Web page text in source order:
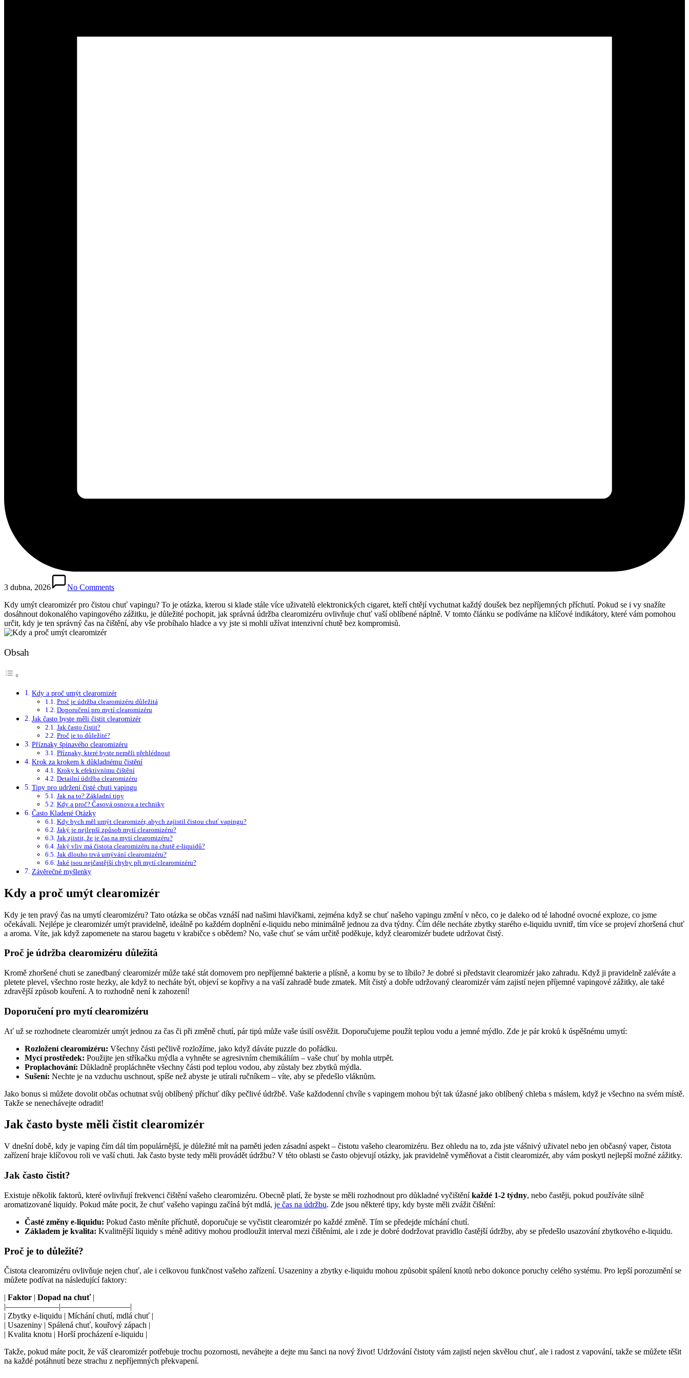
3 dubna, 2026
No Comments
Kdy umýt clearomizér pro čistou chuť vapingu? To je otázka, kterou si klade stále více uživatelů elektronických cigaret, kteří chtějí vychutnat každý doušek bez nepříjemných příchutí. Pokud se i vy snažíte
dosáhnout dokonalého vapingového zážitku, je důležité pochopit, jak správná údržba clearomizéru ovlivňuje chuť vaší oblíbené náplně. V tomto článku se podíváme na klíčové indikátory, které vám pomohou
určit, kdy je ten správný čas na čištění, aby vše probíhalo hladce a vy jste si mohli užívat intenzivní chutě bez kompromisů.
Obsah
Kdy a proč umýt clearomizér
Proč je údržba clearomizéru důležitá
Doporučení pro mytí clearomizéru
Jak často byste měli čistit clearomizér
Jak často čistit?
Proč je to důležité?
Příznaky špinavého clearomizéru
Příznaky, které byste neměli přehlédnout
Krok za krokem k důkladnému čistění
Kroky k efektivnímu čištění
Detailní údržba clearomizéru
Tipy pro udržení čisté chuti vapingu
Jak na to? Základní tipy
Kdy a proč? Časová osnova a techniky
Často Kladené Otázky
Kdy bych měl umýt clearomizér, abych zajistil čistou chuť vapingu?
Jaký je nejlepší způsob mytí clearomizéru?
Jak zjistit, že je čas na mytí clearomizéru?
Jaký vliv má čistota clearomizéru na chutě e-liquidů?
Jak dlouho trvá umývání clearomizéru?
Jaké jsou nejčastější chyby při mytí clearomizéru?
Závěrečné myšlenky
Kdy a proč umýt clearomizér
Kdy je ten pravý čas na umytí clearomizéru? Tato otázka se občas vznáší nad našimi hlavičkami, zejména když se chuť našeho vapingu změní v něco, co je daleko od té lahodné ovocné exploze, co jsme
očekávali. Nejlépe je clearomizér umýt pravidelně, ideálně po každém doplnění e-liquidu nebo minimálně jednou za dva týdny. Čím déle necháte zbytky starého e-liquidu uvnitř, tím více se projeví zhoršená chuť
a aroma. Víte, jak když zapomenete na starou bagetu v krabičce s obědem? No, vaše chuť se vám určitě poděkuje, když clearomizér budete udržovat čistý.
Proč je údržba clearomizéru důležitá
Kromě zhoršené chuti se zanedbaný clearomizér může také stát domovem pro nepříjemné bakterie a plísně, a komu by se to líbilo? Je dobré si představit clearomizér jako zahradu. Když ji pravidelně zaléváte a
pletete plevel, všechno roste hezky, ale když to necháte být, objeví se kopřivy a na vaší zahradě bude zmatek. Mít čistý a dobře udržovaný clearomizér vám zajistí nejen příjemné vapingové zážitky, ale také
zdravější způsob kouření. A to rozhodně není k zahození!
Doporučení pro mytí clearomizéru
Ať už se rozhodnete clearomizér umýt jednou za čas či při změně chutí, pár tipů může vaše úsilí osvěžit. Doporučujeme použít teplou vodu a jemné mýdlo. Zde je pár kroků k úspěšnému umytí:
Rozložení clearomizéru: Všechny části pečlivě rozložíme, jako když dáváte puzzle do pořádku.
Mycí prostředek: Použijte jen stříkačku mýdla a vyhněte se agresivním chemikáliím – vaše chuť by mohla utrpět.
Proplachování: Důkladně propláchněte všechny části pod teplou vodou, aby zůstaly bez zbytků mýdla.
Sušení: Nechte je na vzduchu uschnout, spíše než abyste je utírali ručníkem – víte, aby se předešlo vláknům.
Jako bonus si můžete dovolit občas ochutnat svůj oblíbený příchuť díky pečlivé údržbě. Vaše každodenní chvíle s vapingem mohou být tak úžasné jako oblíbený chleba s máslem, když je všechno na svém místě.
Takže se nenechávejte odradit!
Jak často byste měli čistit clearomizér
V dnešní době, kdy je vaping čím dál tím populárnější, je důležité mít na paměti jeden zásadní aspekt – čistotu vašeho clearomizéru. Bez ohledu na to, zda jste vášnivý uživatel nebo jen občasný vaper, čistota
zařízení hraje klíčovou roli ve vaší chuti. Jak často byste tedy měli provádět údržbu? V této oblasti se často objevují otázky, jak pravidelně vyměňovat a čistit clearomizér, aby vám poskytl nejlepší možné zážitky.
Jak často čistit?
Existuje několik faktorů, které ovlivňují frekvenci čištění vašeho clearomizéru. Obecně platí, že byste se měli rozhodnout pro důkladné vyčištěníkaždé 1-2 týdny, nebo častěji, pokud používáte silně
aromatizované liquidy. Pokud máte pocit, že chuť vašeho vapingu začíná být mdlá, je čas na údržbu. Zde jsou některé tipy, kdy byste měli zvážit čištění:
Časté změny e-liquidu: Pokud často měníte příchutě, doporučuje se vyčistit clearomizér po každé změně. Tím se předejde míchání chutí.
Základem je kvalita: Kvalitnější liquidy s méně aditivy mohou prodloužit interval mezi čištěními, ale i zde je dobré dodržovat pravidlo častější údržby, aby se předešlo usazování zbytkového e-liquidu.
Proč je to důležité?
Čistota clearomizéru ovlivňuje nejen chuť, ale i celkovou funkčnost vašeho zařízení. Usazeniny a zbytky e-liquidu mohou způsobit spálení knotů nebo dokonce poruchy celého systému. Pro lepší porozumění se
můžete podívat na následující faktory:
| Faktor | Dopad na chuť|
|——————–|————————–|
| Zbytky e-liquidu | Míchání chutí, mdlá chuť |
| Usazeniny | Spálená chuť, kouřový zápach |
| Kvalita knotu | Horší procházení e-liquidu |
Takže, pokud máte pocit, že váš clearomizér potřebuje trochu pozornosti, neváhejte a dejte mu šanci na nový život! Udržování čistoty vám zajistí nejen skvělou chuť, ale i radost z vapování, takže se můžete těšit
na každé potáhnutí beze strachu z nepříjemných překvapení.